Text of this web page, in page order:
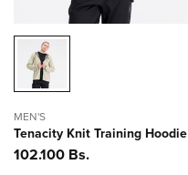
MEN'S
Tenacity Knit Training Hoodie
Precio
102.100 Bs.